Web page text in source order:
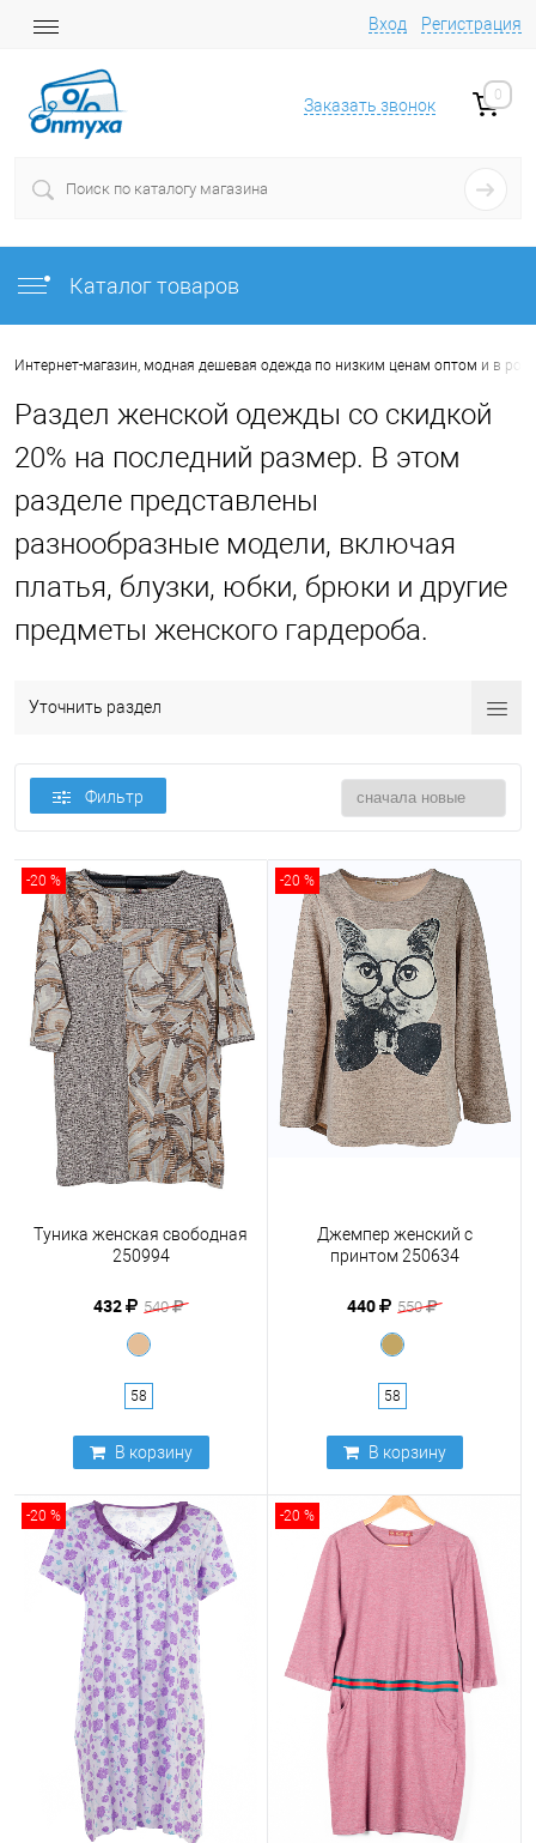
Вход Регистрация
Заказать звонок
0
Каталог товаров
Интернет-магазин, модная дешевая одежда по низким ценам оптом и в
Раздел женской одежды со скидкой
20% на последний размер. В этом
разделе представлены
разнообразные модели, включая
платья, блузки, юбки, брюки и другие
предметы женского гардероба.
Уточнить раздел
Фильтр
-20 %
Туника женская свободная
250994
432 540
58
В корзину
-20 %
Джемпер женский с
принтом 250634
440 550
58
В корзину
-20 % -20 %